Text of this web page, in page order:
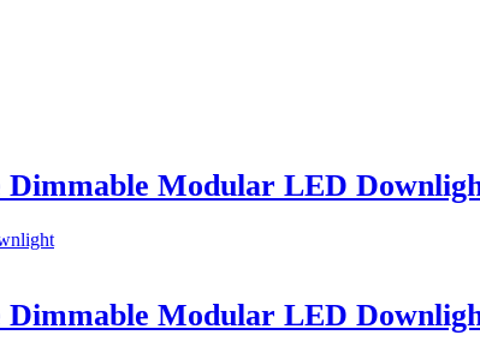
Modular LED
Modular LED